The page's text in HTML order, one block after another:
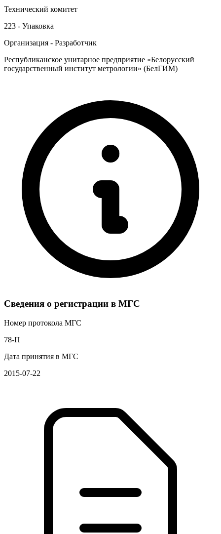
Технический комитет
223 - Упаковка
Организация - Разработчик
Республиканское унитарное предприятие «Белорусский
государственный институт метрологии» (БелГИМ)
Сведения о регистрации в МГС
Номер протокола МГС
78-П
Дата принятия в МГС
2015-07-22